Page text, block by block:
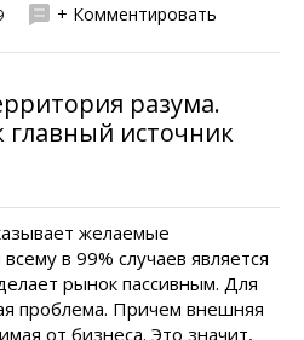
+ Комментировать
разума.
главный источник
желаемые
в 99% случаев является
рынок пассивным. Для
проблема. Причем внешняя
от бизнеса. Это значит,